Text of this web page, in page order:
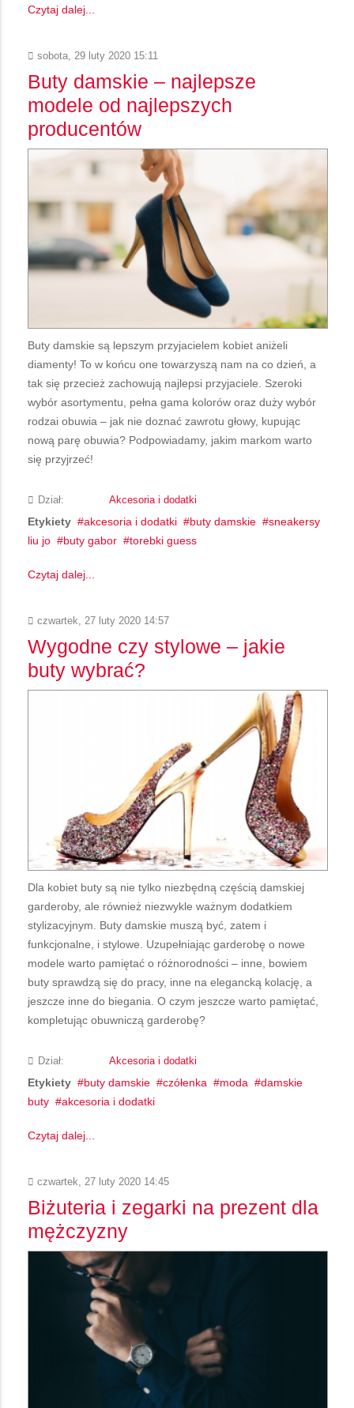
Czytaj dalej...
sobota, 29 luty 2020 15:11
Buty damskie – najlepsze
modele od najlepszych
producentów
Buty damskie są lepszym przyjacielem kobiet aniżeli
diamenty! To w końcu one towarzyszą nam na co dzień, a
tak się przecież zachowują najlepsi przyjaciele. Szeroki
wybór asortymentu, pełna gama kolorów oraz duży wybór
rodzai obuwia – jak nie doznać zawrotu głowy, kupując
nową parę obuwia? Podpowiadamy, jakim markom warto
się przyjrzeć!
Dział: Akcesoria i dodatki
Etykiety akcesoria i dodatki buty damskie
sneakersy
liu jo
buty gabor torebki guess
Czytaj dalej...
czwartek, 27 luty 2020 14:57
Wygodne czy stylowe – jakie
buty wybrać?
Dla kobiet buty są nie tylko niezbędną częścią damskiej
garderoby, ale również niezwykle ważnym dodatkiem
stylizacyjnym. Buty damskie muszą być, zatem i
funkcjonalne, i stylowe. Uzupełniając garderobę o nowe
modele warto pamiętać o różnorodności – inne, bowiem
buty sprawdzą się do pracy, inne na elegancką kolację, a
jeszcze inne do biegania. O czym jeszcze warto pamiętać,
kompletując obuwniczą garderobę?
Dział: Akcesoria i dodatki
Etykiety buty damskie czółenka moda
damskie
buty
akcesoria i dodatki
Czytaj dalej...
czwartek, 27 luty 2020 14:45
Biżuteria i zegarki na prezent dla
mężczyzny